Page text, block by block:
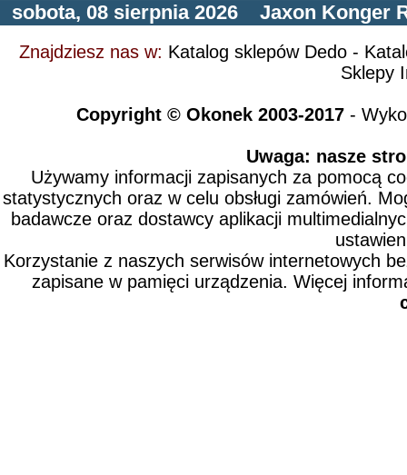
sobota, 08 sierpnia 2026 Jaxon Konger
Znajdziesz nas w: Katalog sklepów Dedo -
Sklepy
Copyright © Okonek 2003-2017-
Uwaga: nasze
Używamy informacji zapisanych za pomocą
statystycznych oraz w celu obsługi zamówień.
badawcze oraz dostawcy aplikacji
Korzystanie z naszych serwisów internetowych
zapisane w pamięci urządzenia. Więcej